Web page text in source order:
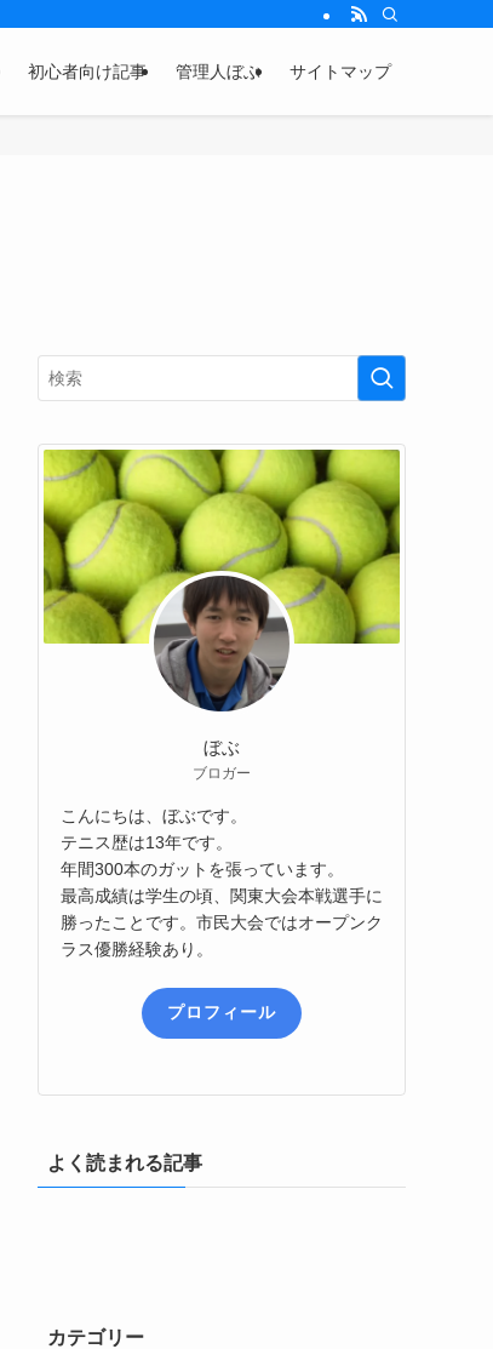
初心者向け記事 管理人ぼぶ サイトマップ
ぼぶ
ブロガー
こんにちは、ぼぶです。
テニス歴は13年です。
年間300本のガットを張っています。
最高成績は学生の頃、関東大会本戦選手に
勝ったことです。市民大会ではオープンク
ラス優勝経験あり。
プロフィール
よく読まれる記事
カテゴリー